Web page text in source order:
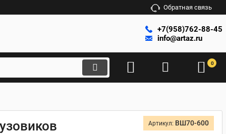
Обратная связь
+7(958)762-88-45
info@artaz.ru
0
Артикул: ВШ70-600